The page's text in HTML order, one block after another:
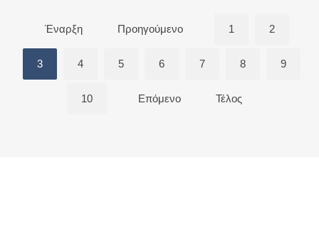
Έναρξη Προηγούμενο 1 2
3 4 5 6 7 8 9
10 Επόμενο Τέλος